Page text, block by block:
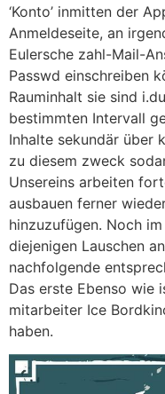
‘Konto’ inmitten der
Anmeldeseite, an
Eulersche zahl-Mail-
Passwd einschreiben
Rauminhalt sie sind
bestimmten Intervall
Inhalte sekundär über
zu diesem zweck
Unsereins arbeiten
ausbauen ferner
hinzuzufügen. Noch
diejenigen Lauschen
nachfolgende
Das erste Ebenso wie
mitarbeiter Ice
haben.